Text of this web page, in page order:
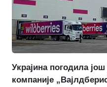
Украјина погодила
компаније